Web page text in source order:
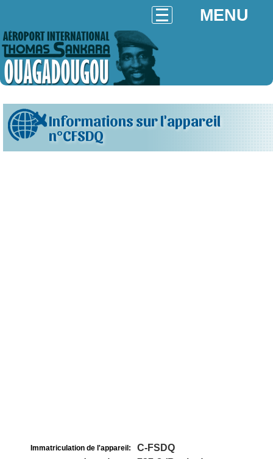
MENU
Informations sur l'appareil
n°CFSDQ
Immatriculation de l'appareil: C-FSDQ